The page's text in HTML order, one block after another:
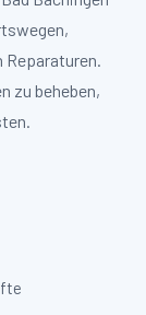
zu beheben,